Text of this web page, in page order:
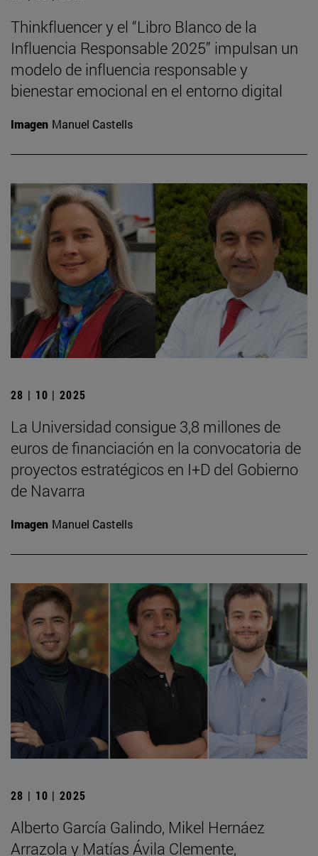
Thinkfluencer y el “Libro Blanco de la
Influencia Responsable 2025” impulsan un
modelo de influencia responsable y
bienestar emocional en el entorno digital
Imagen Manuel Castells
28 | 10 | 2025
La Universidad consigue 3,8 millones de
euros de financiación en la convocatoria de
proyectos estratégicos en I+D del Gobierno
de Navarra
Imagen Manuel Castells
28 | 10 | 2025
Alberto García Galindo, Mikel Hernáez
Arrazola y Matías Ávila Clemente,